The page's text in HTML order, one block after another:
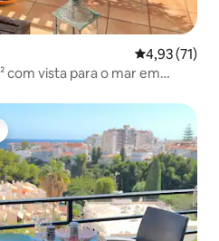
4,93 de uma
4,93 (71)
com vista para o mar em
dos hóspedes